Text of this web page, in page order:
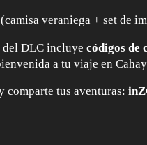
veraniega + set de
del DLC incluye códigos de
a tu viaje en
comparte tus aventuras: